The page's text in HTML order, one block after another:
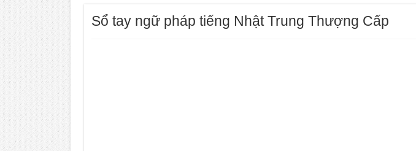
Sổ tay ngữ pháp tiếng Nhật Trung Thượng Cấp